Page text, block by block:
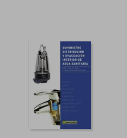
45% $ 179.50